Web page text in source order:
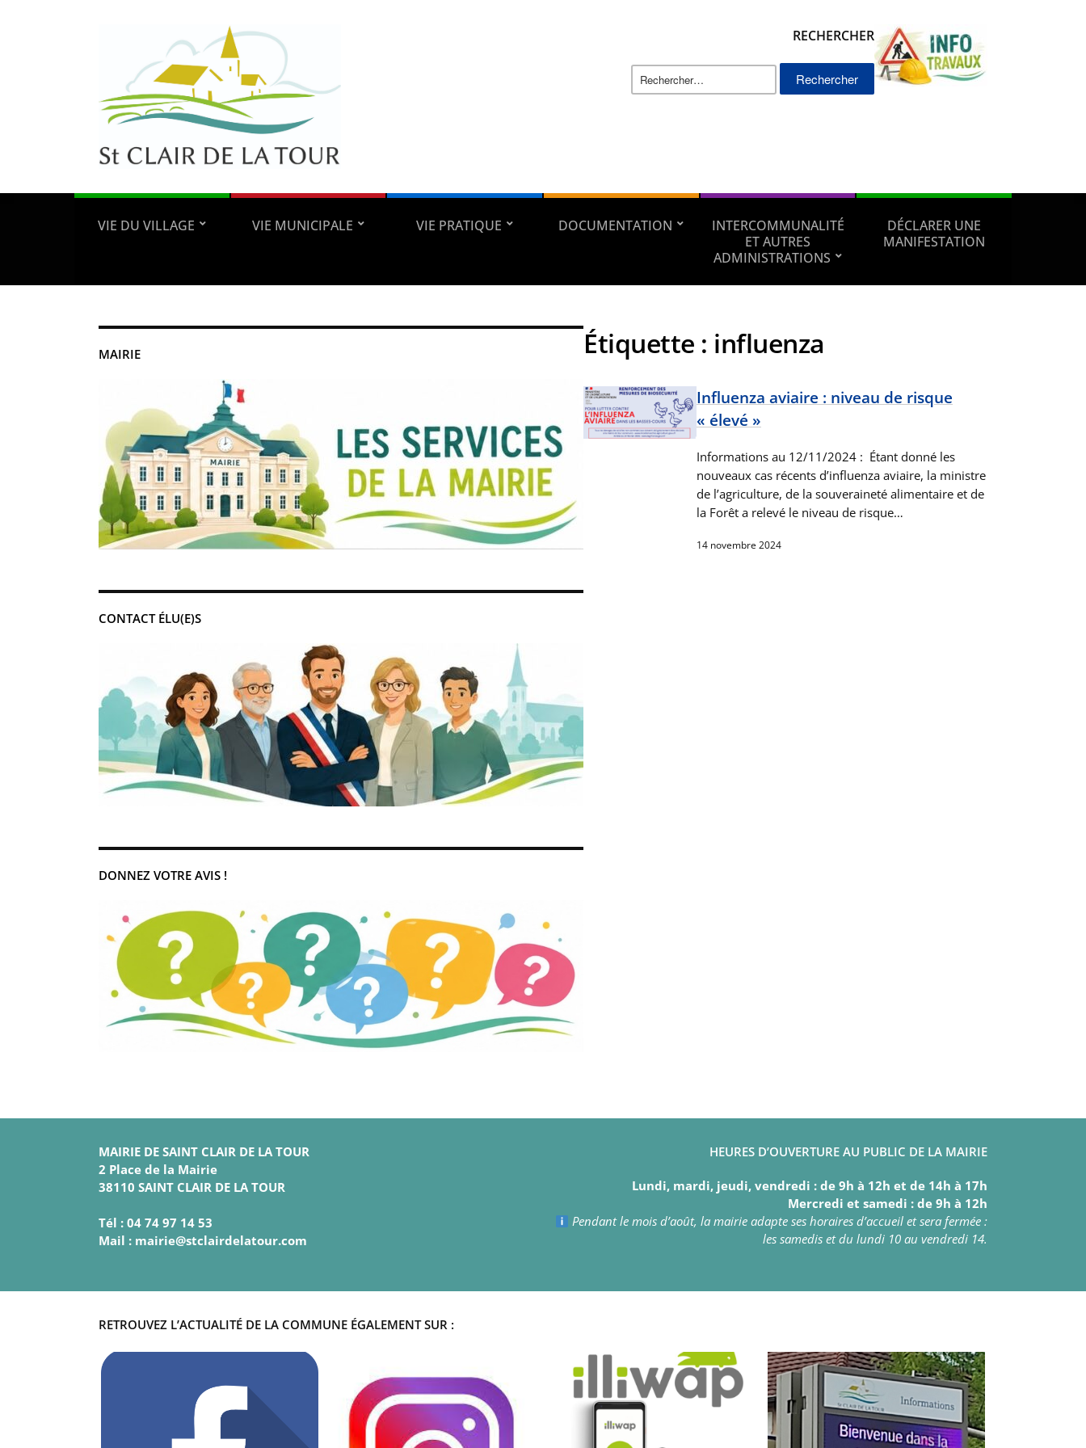
RECHERCHER
Rechercher :
VIE DU VILLAGE VIE MUNICIPALE VIE PRATIQUE DOCUMENTATION
INTERCOMMUNALITÉ
ET AUTRES
ADMINISTRATIONS
DÉCLARER UNE
MANIFESTATION
MAIRIE
CONTACT ÉLU(E)S
DONNEZ VOTRE AVIS !
Étiquette : influenza
Influenza aviaire : niveau de risque
« élevé »
Informations au 12/11/2024 : Étant donné les
nouveaux cas récents d’influenza aviaire, la ministre
de l’agriculture, de la souveraineté alimentaire et de
la Forêt a relevé le niveau de risque…
14 novembre 2024
MAIRIE DE SAINT CLAIR DE LA TOUR
2 Place de la Mairie
38110 SAINT CLAIR DE LA TOUR
Tél : 04 74 97 14 53
Mail : mairie@stclairdelatour.com
HEURES D’OUVERTURE AU PUBLIC DE LA MAIRIE
Lundi, mardi, jeudi, vendredi : de 9h à 12h et de 14h à 17h
Mercredi et samedi : de 9h à 12h
Pendant le mois d’août, la mairie adapte ses horaires d’accueil et sera fermée :
les samedis et du lundi 10 au vendredi 14.
RETROUVEZ L’ACTUALITÉ DE LA COMMUNE ÉGALEMENT SUR :